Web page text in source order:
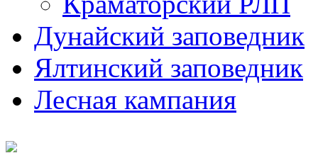
Дунайский заповедник
Ялтинский заповедник
Лесная кампания